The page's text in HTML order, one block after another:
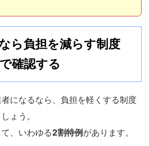
ら負担を減らす制度
確認する
になるなら、負担を軽くする制度
ょう。
、いわゆる2割特例 があります。